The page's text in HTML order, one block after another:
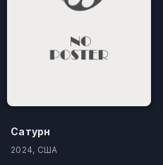
Сатурн
2024, США